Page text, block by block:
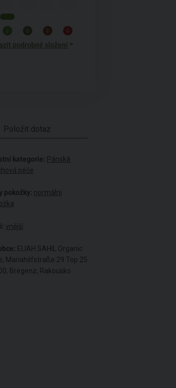
podrobné složení >
Položit dotaz
kategorie: Pánská
péče
pokožky: normální
vnější
ELIAH SAHIL Organic
Mariahilfstraße 29 Top 25
Bregenz, Rakousko